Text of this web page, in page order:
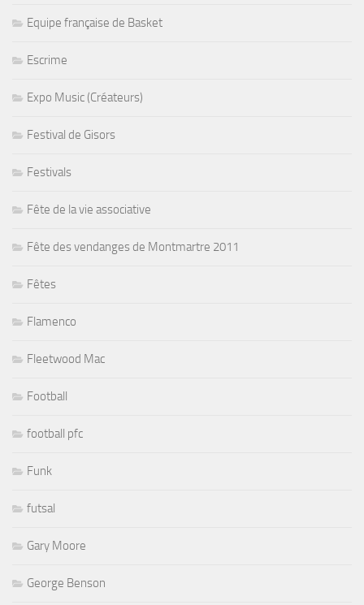
Equipe française de Basket
Escrime
Expo Music (Créateurs)
Festival de Gisors
Festivals
Fête de la vie associative
Fête des vendanges de Montmartre 2011
Fêtes
Flamenco
Fleetwood Mac
Football
football pfc
Funk
futsal
Gary Moore
George Benson